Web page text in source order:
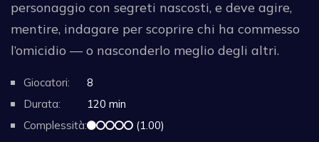
personaggio con segreti nascosti, e deve agire,
mentire, indagare per scoprire chi ha commesso
l’omicidio — o nasconderlo meglio degli altri.
Giocatori:
8
Durata:
120 min
Complessità:
(1.00)